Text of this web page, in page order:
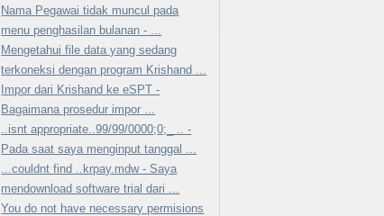
Nama Pegawai tidak muncul pada
menu penghasilan bulanan - ...
Mengetahui file data yang sedang
terkoneksi dengan program Krishand ...
Impor dari Krishand ke eSPT -
Bagaimana prosedur impor ...
..isnt appropriate..99/99/0000;0;_ .. -
Pada saat saya menginput tanggal ...
...couldnt find ..krpay.mdw - Saya
mendownload software trial dari ...
You do not have necessary permisions